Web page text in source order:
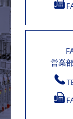
営業